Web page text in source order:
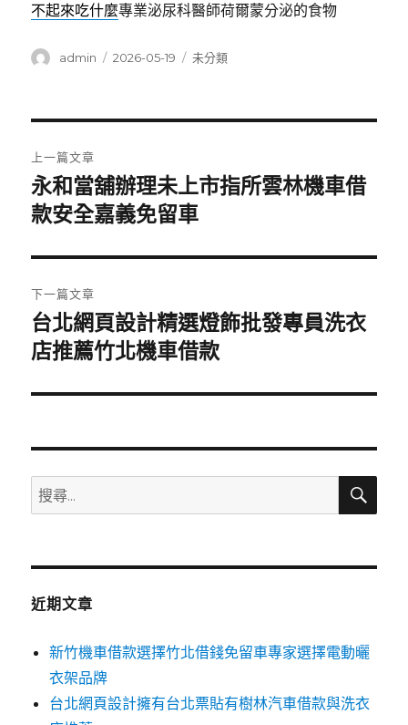
不起來吃什麼專業泌尿科醫師荷爾蒙分泌的食物
作
admin
發
2026-05-19
分
未分類
章
導
覽
上一篇文章
上
一
文
章:
永和當舖辦理未上市指所雲林機車借
款安全嘉義免留車
下一篇文章
下
一
文
台北網頁設計精選燈飾批發專員洗衣
店推薦竹北機車借款
搜
尋
鍵
搜
近期文章
新竹機車借款選擇竹北借錢免留車專家選擇電動曬
衣架品牌
台北網頁設計擁有台北票貼有樹林汽車借款與洗衣